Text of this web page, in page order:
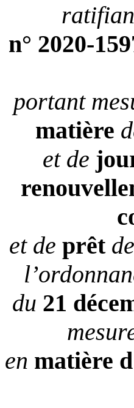
n° 2020‑
portant
matière
et de
et de prêt
du 21
en matière